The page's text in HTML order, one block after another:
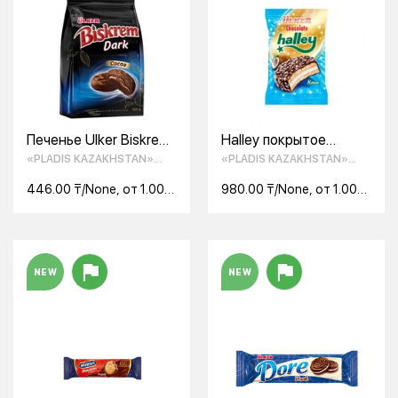
Печенье Ulker Biskrem
dark 180 г
«PLADIS KAZAKHSTAN»
446.00 ₸/None, от 1.00
Halley покрытое
молочным шоколадом
маршмэллоу и
«PLADIS KAZAKHSTAN»
980.00 ₸/None, от 1.00
NEW NEW